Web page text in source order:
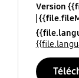
Version